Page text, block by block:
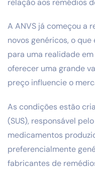
relação aos remédios
A ANVS já começou a
novos genéricos, o
para uma realidade
oferecer uma grande
preço influencie o
As condições estão
(SUS), responsável
medicamentos
preferencialmente
fabricantes de